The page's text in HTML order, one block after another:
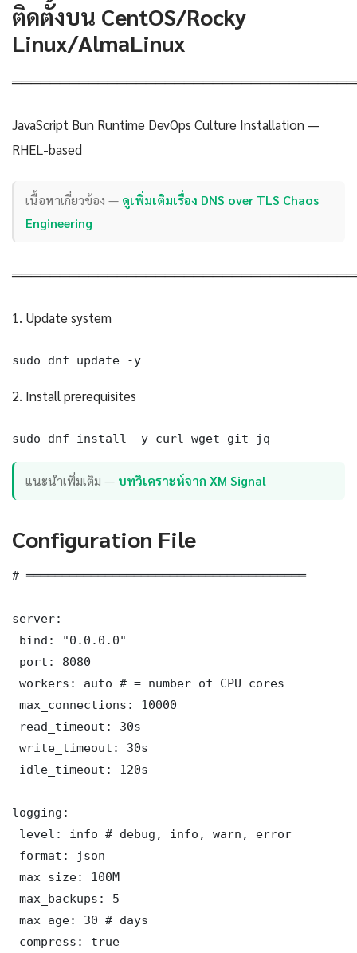
ติดตั้งบน CentOS/Rocky
Linux/AlmaLinux
JavaScript Bun Runtime DevOps Culture Installation —
RHEL-based
เนื้อหาเกี่ยวข้อง — ดูเพิ่มเติมเรื่อง DNS over TLS Chaos
Engineering
1. Update system
sudo dnf update -y
2. Install prerequisites
sudo dnf install -y curl wget git jq
แนะนำเพิ่มเติม — บทวิเคราะห์จาก XM Signal
Configuration File
# ═══════════════════════════════════════
server:
bind: "0.0.0.0"
port: 8080
workers: auto # = number of CPU cores
max_connections: 10000
read_timeout: 30s
write_timeout: 30s
idle_timeout: 120s
logging:
level: info # debug, info, warn, error
format: json
max_size: 100M
max_backups: 5
max_age: 30 # days
compress: true